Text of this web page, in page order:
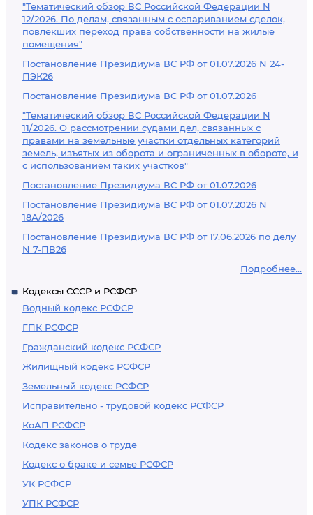
"Тематический обзор ВС Российской Федерации N
12/2026. По делам, связанным с оспариванием сделок,
повлекших переход права собственности на жилые
помещения"
Постановление Президиума ВС РФ от 01.07.2026 N 24-
ПЭК26
Постановление Президиума ВС РФ от 01.07.2026
"Тематический обзор ВС Российской Федерации N
11/2026. О рассмотрении судами дел, связанных с
правами на земельные участки отдельных категорий
земель, изъятых из оборота и ограниченных в обороте, и
с использованием таких участков"
Постановление Президиума ВС РФ от 01.07.2026
Постановление Президиума ВС РФ от 01.07.2026 N
18А/2026
Постановление Президиума ВС РФ от 17.06.2026 по делу
N 7-ПВ26
Подробнее...
Кодексы СССР и РСФСР
Водный кодекс РСФСР
ГПК РСФСР
Гражданский кодекс РСФСР
Жилищный кодекс РСФСР
Земельный кодекс РСФСР
Исправительно - трудовой кодекс РСФСР
КоАП РСФСР
Кодекс законов о труде
Кодекс о браке и семье РСФСР
УК РСФСР
УПК РСФСР